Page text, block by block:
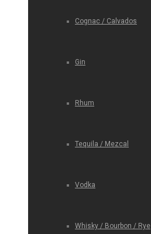
Cognac / Calvados
Gin
Rhum
Tequila / Mezcal
Vodka
Whisky / Bourbon / Rye